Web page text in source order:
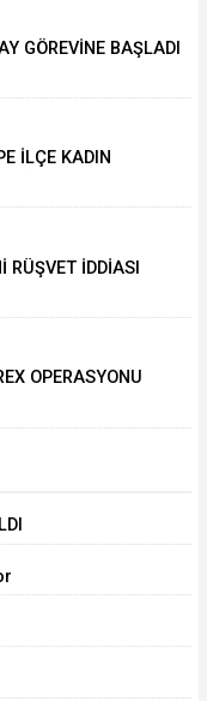
GÖREVİNE BAŞLADI
İLÇE KADIN
RÜŞVET İDDİASI
OPERASYONU